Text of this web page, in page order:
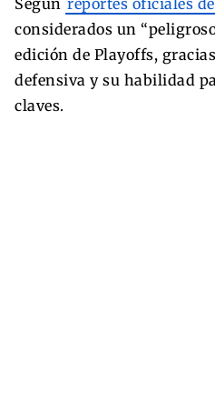
considerados un
edición de Playoffs,
defensiva y su habilidad
claves.